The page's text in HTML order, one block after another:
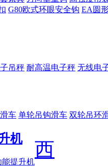
G80欧式环眼安全钩 EA圆
吊秤 耐高温电子秤 无线电
车 单轮吊钩滑车 双轮吊环
机
能提升机
西